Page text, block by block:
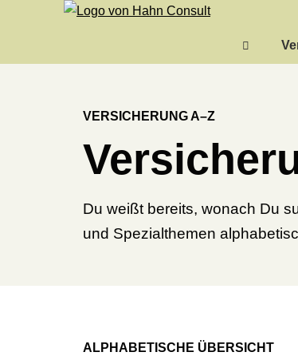
VERSICHERUNG A–Z
Du weißt bereits, wonach Du
und Spezialthemen
ALPHABETISCHE ÜBERSICHT